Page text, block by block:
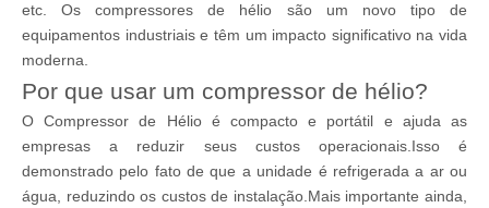
etc. Os compressores de hélio são um novo tipo de
equipamentos industriais e têm um impacto significativo na vida
moderna.
Por que usar um compressor de hélio?
O Compressor de Hélio é compacto e portátil e ajuda as
empresas a reduzir seus custos operacionais.Isso é
demonstrado pelo fato de que a unidade é refrigerada a ar ou
água, reduzindo os custos de instalação.Mais importante ainda,